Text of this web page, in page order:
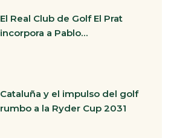
El Real Club de Golf El Prat
incorpora a Pablo…
Cataluña y el impulso del golf
rumbo a la Ryder Cup 2031